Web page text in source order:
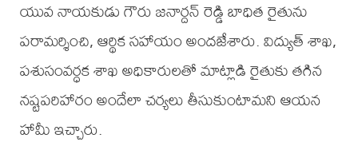
యువ నాయకుడు గౌరు జనార్దన్ రెడ్డి బాధిత రైతును
పరామర్శించి, ఆర్థిక సహాయం అందజేశారు. విద్యుత్ శాఖ,
పశుసంవర్ధక శాఖ అధికారులతో మాట్లాడి రైతుకు తగిన
నష్టపరిహారం అందేలా చర్యలు తీసుకుంటామని ఆయన
హామీ ఇచ్చారు.